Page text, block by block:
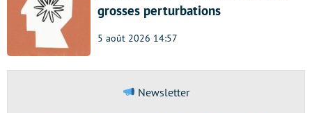
grosses perturbations
5 août 2026 14:57
Newsletter